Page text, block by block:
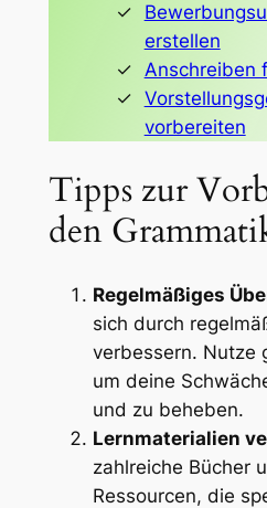
erstellen
Anschreiben
vorbereiten
Tipps zur
den
Regelmäßiges
sich durch
verbessern. Nutze
um deine
und zu beheben.
Lernmaterialien
zahlreiche Bücher
Ressourcen, die